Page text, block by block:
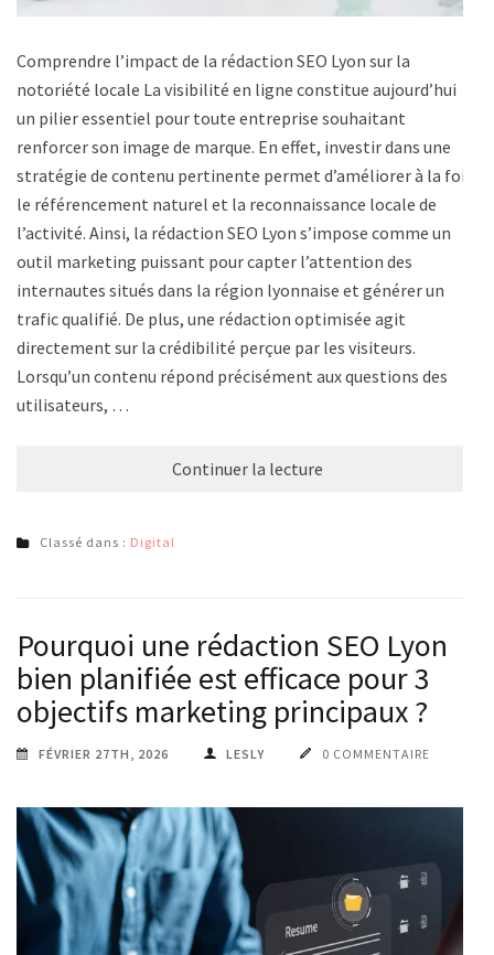
Comprendre l’impact de la rédaction SEO Lyon sur la
notoriété locale La visibilité en ligne constitue aujourd’hui
un pilier essentiel pour toute entreprise souhaitant
renforcer son image de marque. En effet, investir dans une
stratégie de contenu pertinente permet d’améliorer à la fois
le référencement naturel et la reconnaissance locale de
l’activité. Ainsi, la rédaction SEO Lyon s’impose comme un
outil marketing puissant pour capter l’attention des
internautes situés dans la région lyonnaise et générer un
trafic qualifié. De plus, une rédaction optimisée agit
directement sur la crédibilité perçue par les visiteurs.
Lorsqu’un contenu répond précisément aux questions des
utilisateurs, …
Continuer la lecture
Classé dans : Digital
Pourquoi une rédaction SEO Lyon
bien planifiée est efficace pour 3
objectifs marketing principaux ?
FÉVRIER 27TH, 2026 LESLY 0 COMMENTAIRE